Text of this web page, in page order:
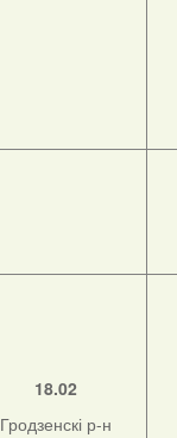
18.02
Гродзенскі р-н